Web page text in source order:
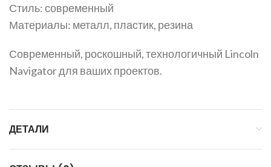
Стиль: современный
Материалы: металл, пластик, резина
Современный, роскошный, технологичный Lincoln
Navigator для ваших проектов.
ДЕТАЛИ